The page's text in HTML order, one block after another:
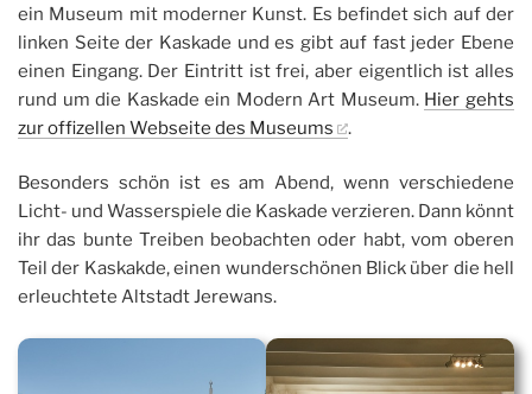
ein Museum mit moderner Kunst. Es befindet sich auf der
linken Seite der Kaskade und es gibt auf fast jeder Ebene
einen Eingang. Der Eintritt ist frei, aber eigentlich ist alles
rund um die Kaskade ein Modern Art Museum. Hier gehts
zur offizellen Webseite des Museums
.
Besonders schön ist es am Abend, wenn verschiedene
Licht- und Wasserspiele die Kaskade verzieren. Dann könnt
ihr das bunte Treiben beobachten oder habt, vom oberen
Teil der Kaskakde, einen wunderschönen Blick über die hell
erleuchtete Altstadt Jerewans.